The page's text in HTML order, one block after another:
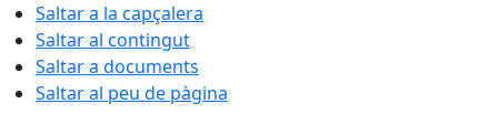
Saltar a la capçalera
Saltar al contingut
Saltar a documents
Saltar al peu de pàgina